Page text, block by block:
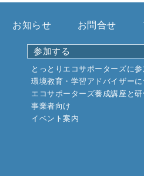
お知らせ お問合せ
参加する
とっとりエコサポーターズに参
環境教育・学習アドバイザーに
エコサポーターズ養成講座と研
事業者向け
イベント案内